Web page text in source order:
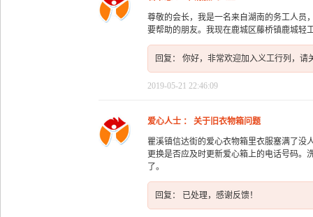
尊敬的会长，我是一名来自湖南的务工人员
要帮助的朋友。我现在鹿城区藤桥镇鹿城轻
回复： 你好，非常欢迎加入义工行列，
2019-05-21 22:46:09
爱心人士 ： 关于旧衣物箱问题
瞿溪镇信达街的爱心衣物箱里衣服塞满了没
更换是否应及时更新爱心箱上的电话号码。
了。
回复： 已处理，感谢反馈！